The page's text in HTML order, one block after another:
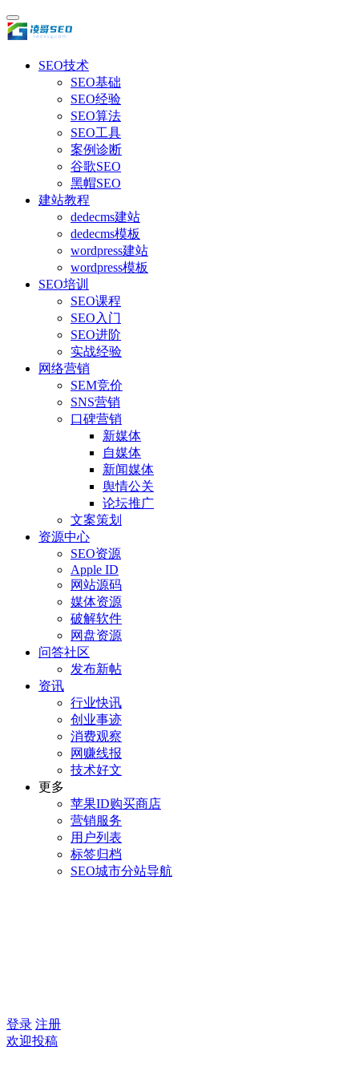
SEO技术
SEO基础
SEO经验
SEO算法
SEO工具
案例诊断
谷歌SEO
黑帽SEO
建站教程
dedecms建站
dedecms模板
wordpress建站
wordpress模板
SEO培训
SEO课程
SEO入门
SEO进阶
实战经验
网络营销
SEM竞价
SNS营销
口碑营销
新媒体
自媒体
新闻媒体
舆情公关
论坛推广
文案策划
资源中心
SEO资源
Apple ID
网站源码
媒体资源
破解软件
网盘资源
问答社区
发布新帖
资讯
行业快讯
创业事迹
消费观察
网赚线报
技术好文
更多
苹果ID购买商店
营销服务
用户列表
标签归档
SEO城市分站导航
登录 注册
欢迎投稿